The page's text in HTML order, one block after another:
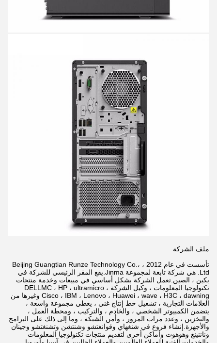
ملف الشركة
تأسست في عام 2012 ، Beijing Guangtian Runze Technology Co.،
Ltd. هي شركة تابعة لمجموعة Jinma.يقع المقر الرئيسي للشركة في
بكين ، الصين.تعمل الشركة بشكل أساسي في مبيعات وخدمة منتجات
تكنولوجيا المعلومات ، وكيل الشركة DELLMC ، HP ، ultramicro ،
Cisco ، IBM ، Lenovo ، Huawei ، wave ، H3C ، dawning وغيرها من
العلامات التجارية ، تشغيل خط إنتاج غني ، يغطي مجموعة واسعة ،
يتضمن الكمبيوتر الشخصي ، والخادم ، والتركيب ، ومحطة العمل ،
والتخزين ، وعدد مرات المرور ، وأمن الشبكة ، وما إلى ذلك على البرامج
والأجهزة.إنشاء فروع في شنغهاي وقوانغتشو وشنتشن وتشنغتشو وجينان
وناننينغ وهوهوت وأماكن أخرى لتقديم منتجات تكنولوجيا المعلومات